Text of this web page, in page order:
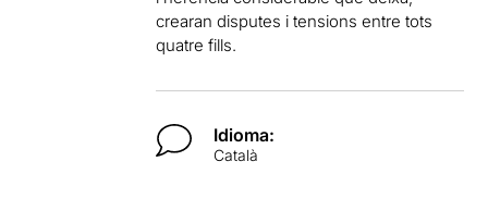
crearan disputes i tensions entre tots
quatre fills.
Idioma:
Català